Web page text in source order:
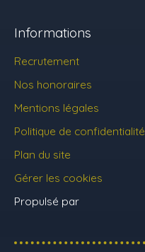
Informations
Recrutement
Nos honoraires
Mentions légales
Politique de confidentialité
Plan du site
Gérer les cookies
Propulsé par